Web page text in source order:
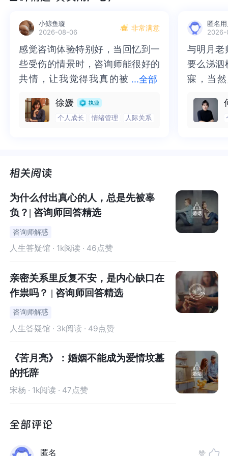
脆弱的人来说，离婚，意味着人生失败，他们承受不起。
1）承受不起经济的压力。
离婚后的生活，让他们倍感压力，特别是带着孩子生活的
人，经济上的压力会促使他们打消离婚的念头，因为他们
个好的未来。
家人带来负面影响，于是会选择隐忍，凑合着过。就像那
些用“你离婚，就是给我们丢脸”的话来威胁女儿或儿子的父
母，他们就是在给孩子施压。
3）承受不起对方的恐吓。
还有一些被害者选择留下来，就是因为对方的恐吓，比如
很多人害怕，不敢离开。
可见，内心不够强大的人，他们缺少离开的勇气和胆量，
02
选择原谅和理解
一个原因，那就是认为爱还在，自己想改造对方。
小鲸鱼璇
2026-08-06
非常满意
...全部
感觉咨询体验特别好，当回忆到一
些受伤的情景时，咨询师能很好的
共情，让我觉得我真的被
一部分未处理的情绪被注意到了，
而且当咨询师准确说出我当时的情
觉轻快了很多，感觉轻松了。很感
谢咨询师姐姐！
感觉咨询体验特别好，当回忆到一
些受伤的情景时，咨询师能很好的
共情，让我觉得我真的被抱住了。
处理的情绪被注意到了，而且当咨
询师准确说出我当时的情绪，我感
了很多，感觉轻松了。很感谢咨询
师姐姐！
徐媛
个人成长 情绪管理 人际关系
匿名
2026-
与明月老
要么涕泗
寐，当
来，觉
再困于
与明月老
要么涕泗
寐，当然
不必再
梏，更
为什么付出真心的人，总是先被辜
负？| 咨询师回答精选
咨询师解惑
人生答疑馆 · 1k阅读 · 46点赞
亲密关系里反复不安，是内心缺口在
作祟吗？ | 咨询师回答精选
咨询师解惑
人生答疑馆 · 3k阅读 · 49点赞
《苦月亮》：婚姻不能成为爱情坟墓
的托辞
宋杨 · 1k阅读 · 47点赞
匿名 赞